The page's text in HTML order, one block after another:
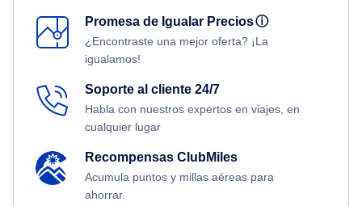
Promesa de Igualar Preciosⓘ
¿Encontraste una mejor oferta? ¡La
igualamos!
Soporte al cliente 24/7
Habla con nuestros expertos en viajes, en
cualquier lugar
Recompensas ClubMiles
Acumula puntos y millas aéreas para
ahorrar.